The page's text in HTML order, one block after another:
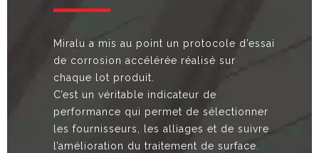
Miralu a mis au point un protocole d’essai
de corrosion accélérée réalisé sur
chaque lot produit.
C’est un véritable indicateur de
performance qui permet de sélectionner
les fournisseurs, les alliages et de suivre
l’amélioration du traitement de surface.